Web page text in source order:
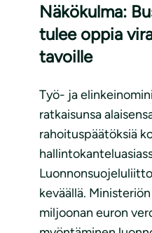
Näkökulma:
tulee oppia
tavoille
Työ- ja
ratkaisunsa
rahoituspäätöksiä
keväällä.
miljoonan euron